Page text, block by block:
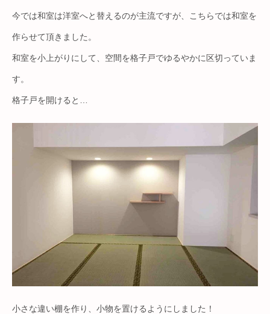
今では和室は洋室へと替えるのが主流ですが、こちらでは和室を
作らせて頂きました。
和室を小上がりにして、空間を格子戸でゆるやかに区切っていま
す。
格子戸を開けると…
小さな違い棚を作り、小物を置けるようにしました！